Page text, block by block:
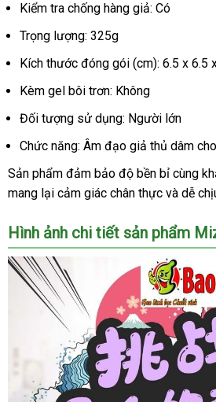
Kiểm tra chống hàng giả: Có
Trọng lượng: 325g
Kích thước đóng gói (cm): 6.5 x 6.5
Kèm gel bôi trơn: Không
Đối tượng sử dụng: Người lớn
Chức năng: Âm đạo giả thủ dâm
Sản phẩm đảm bảo độ bền bỉ cùng
mang lại cảm giác chân thực và dễ
Hình ảnh chi tiết sản phẩm